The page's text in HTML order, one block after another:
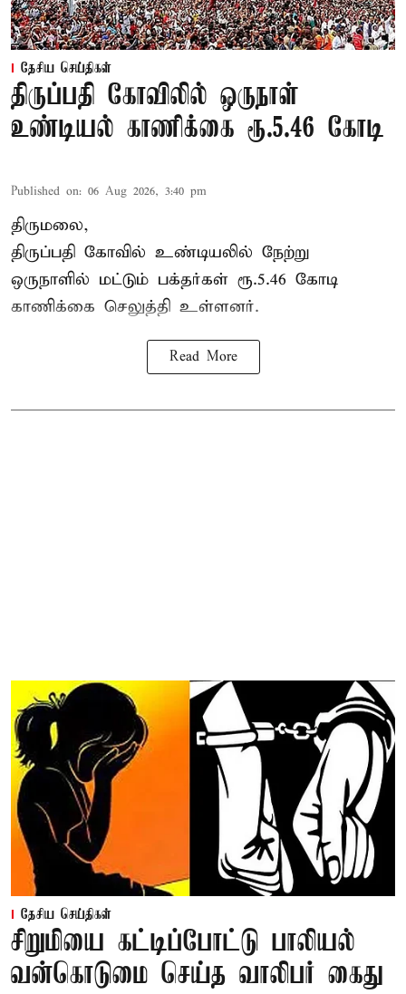
தேசிய செய்திகள்
திருப்பதி கோவிலில் ஒருநாள்
உண்டியல் காணிக்கை ரூ.5.46 கோடி
Published on: 06 Aug 2026, 3:40 pm
திருமலை,
திருப்பதி கோவில் உண்டியலில் நேற்று
ஒருநாளில் மட்டும் பக்தர்கள் ரூ.5.46 கோடி
காணிக்கை செலுத்தி உள்ளனர்.
Read More
தேசிய செய்திகள்
சிறுமியை கட்டிப்போட்டு பாலியல்
வன்கொடுமை செய்த வாலிபர் கைது